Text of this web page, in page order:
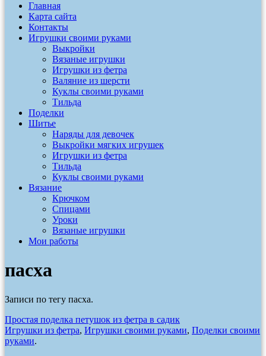
Главная
Карта сайта
Контакты
Игрушки своими руками
Выкройки
Вязаные игрушки
Игрушки из фетра
Валяние из шерсти
Куклы своими руками
Тильда
Поделки
Шитье
Наряды для девочек
Выкройки мягких игрушек
Игрушки из фетра
Тильда
Куклы своими руками
Вязание
Крючком
Спицами
Уроки
Вязаные игрушки
Мои работы
пасха
Записи по тегу пасха.
Простая поделка петушок из фетра в садик
Игрушки из фетра, Игрушки своими руками, Поделки своими
руками.